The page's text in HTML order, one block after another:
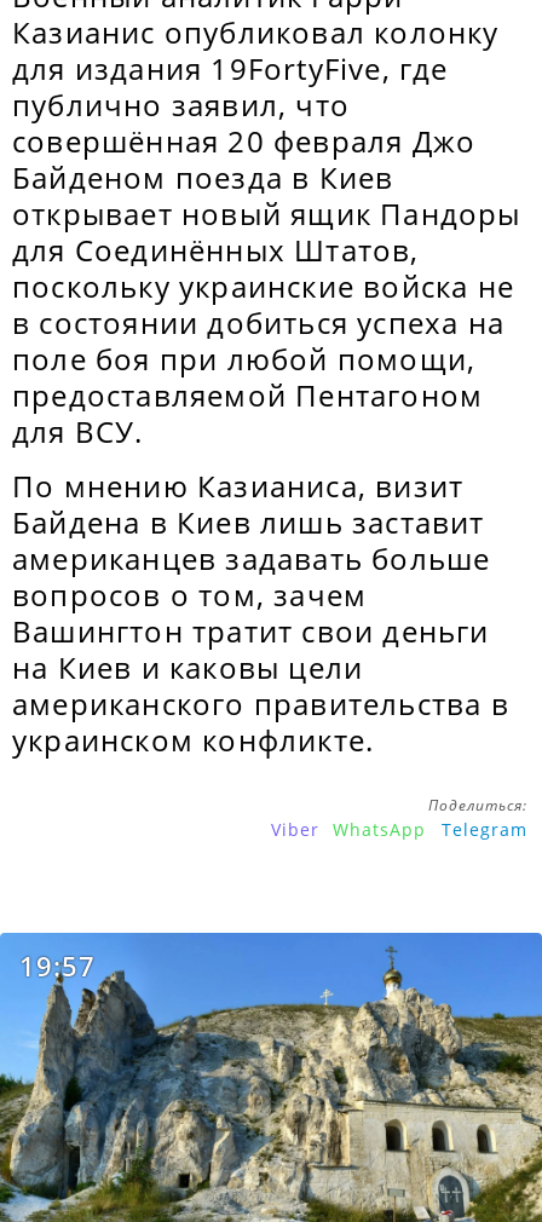
Казианис опубликовал колонку
для издания 19FortyFive, где
публично заявил, что
совершённая 20 февраля Джо
Байденом поезда в Киев
открывает новый ящик Пандоры
для Соединённых Штатов,
поскольку украинские войска не
в состоянии добиться успеха на
поле боя при любой помощи,
предоставляемой Пентагоном
для ВСУ.
По мнению Казианиса, визит
Байдена в Киев лишь заставит
американцев задавать больше
вопросов о том, зачем
Вашингтон тратит свои деньги
на Киев и каковы цели
американского правительства в
украинском конфликте.
Поделиться:
Viber WhatsApp Telegram
19:57